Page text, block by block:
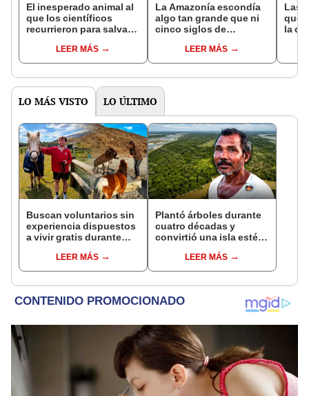
El inesperado animal al
que los científicos
recurrieron para salvar
reintroducción de un
asno salvaje está
en un paisaje con más
LEER MÁS
La Amazonía escondía
algo tan grande que ni
cinco siglos de
encontrarlo: el hallazgo
podría cambiar todo lo
pasado
LEER MÁS
Las
que
la de
LO MÁS VISTO LO ÚLTIMO
Buscan voluntarios sin
experiencia dispuestos
a vivir gratis durante
cuidar caballos, burros
y otros animales
LEER MÁS
Plantó árboles durante
cuatro décadas y
convirtió una isla estéril
hoy supera casi seis
veces al Parque de las
LEER MÁS